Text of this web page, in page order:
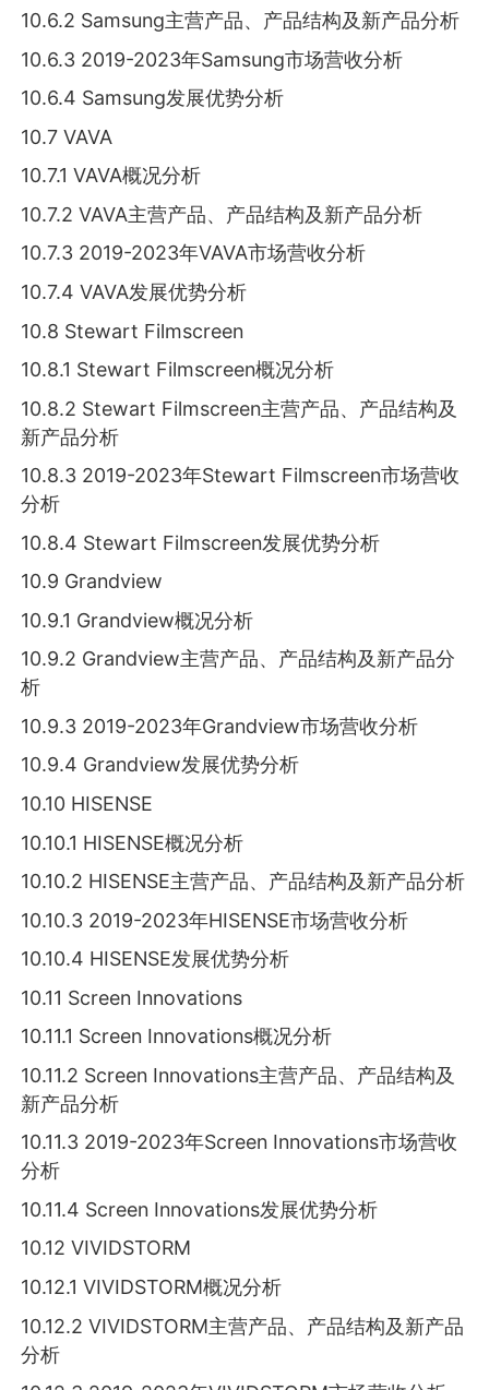
10.6.2 Samsung主营产品、产品结构及新产品分析
10.6.3 2019-2023年Samsung市场营收分析
10.6.4 Samsung发展优势分析
10.7 VAVA
10.7.1 VAVA概况分析
10.7.2 VAVA主营产品、产品结构及新产品分析
10.7.3 2019-2023年VAVA市场营收分析
10.7.4 VAVA发展优势分析
10.8 Stewart Filmscreen
10.8.1 Stewart Filmscreen概况分析
10.8.2 Stewart Filmscreen主营产品、产品结构及
新产品分析
10.8.3 2019-2023年Stewart Filmscreen市场营收
分析
10.8.4 Stewart Filmscreen发展优势分析
10.9 Grandview
10.9.1 Grandview概况分析
10.9.2 Grandview主营产品、产品结构及新产品分
析
10.9.3 2019-2023年Grandview市场营收分析
10.9.4 Grandview发展优势分析
10.10 HISENSE
10.10.1 HISENSE概况分析
10.10.2 HISENSE主营产品、产品结构及新产品分析
10.10.3 2019-2023年HISENSE市场营收分析
10.10.4 HISENSE发展优势分析
10.11 Screen Innovations
10.11.1 Screen Innovations概况分析
10.11.2 Screen Innovations主营产品、产品结构及
新产品分析
10.11.3 2019-2023年Screen Innovations市场营收
分析
10.11.4 Screen Innovations发展优势分析
10.12 VIVIDSTORM
10.12.1 VIVIDSTORM概况分析
10.12.2 VIVIDSTORM主营产品、产品结构及新产品
分析